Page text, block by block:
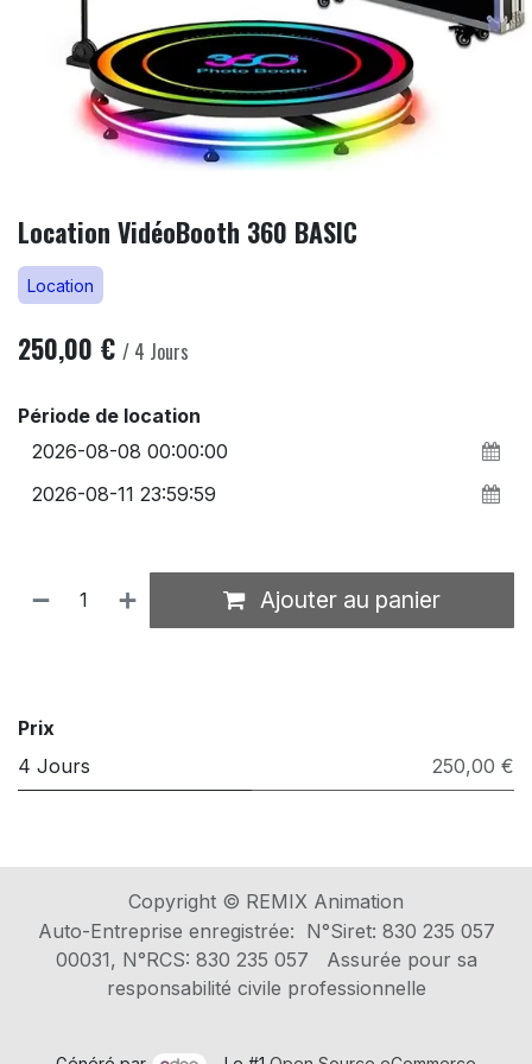
Location VidéoBooth 360 BASIC
Location
250,00 € / 4 Jours
Période de location
Ajouter au panier
Prix
4 Jours
250,00 €
Copyright © REMIX Animation
Auto-Entreprise enregistrée: N°Siret: 830 235 057
00031, N°RCS: 830 235 057 Assurée pour sa
responsabilité civile professionnelle